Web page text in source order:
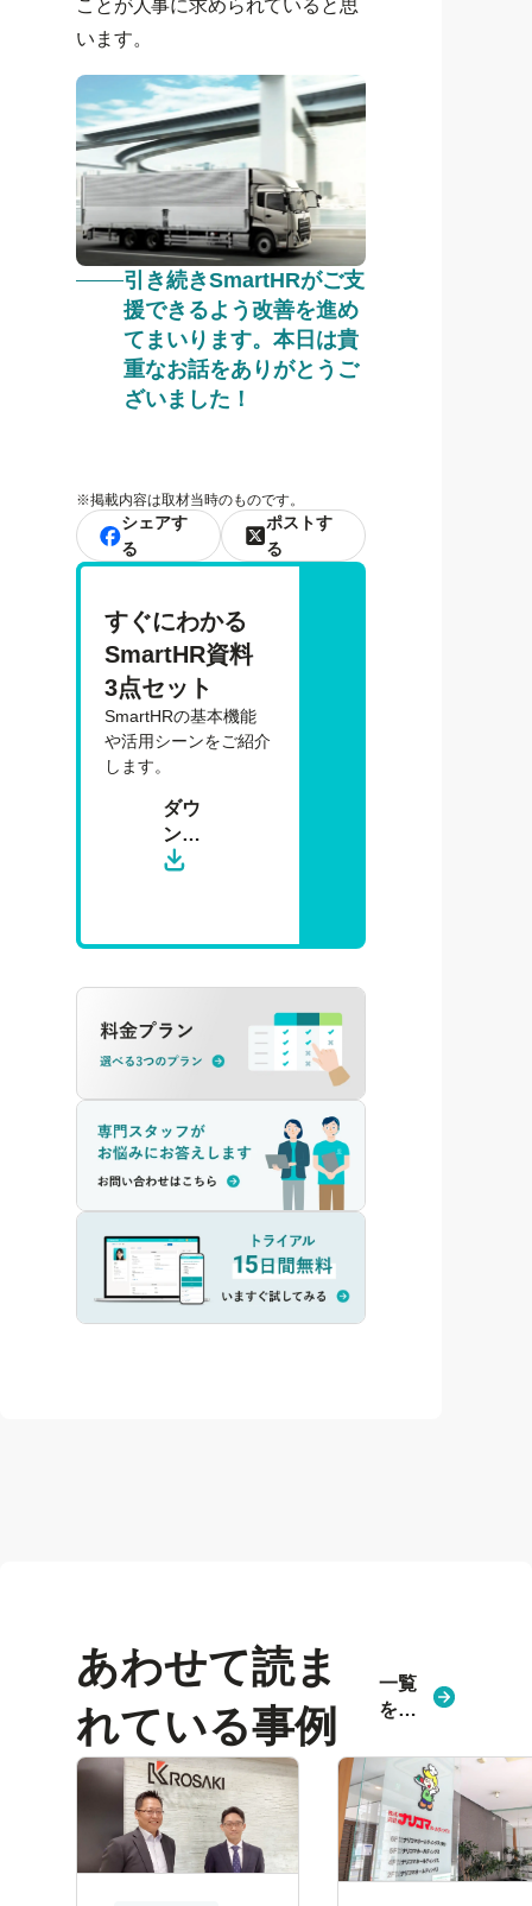
ことが人事に求められていると思
います。
引き続きSmartHRがご支
援できるよう改善を進め
てまいります。本日は貴
重なお話をありがとうご
ざいました！
※掲載内容は取材当時のものです。
シェアす
る
ポストす
る
すぐにわかる
SmartHR資料
3点セット
SmartHRの基本機能
や活用シーンをご紹介
します。
ダウ
ン
ロー
あわせて読ま
れている事例
一覧
を見